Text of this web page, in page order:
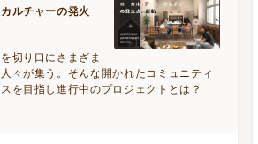
ルチャーの発火
切り口にさまざま
々が集う。そんな開かれたコミュニティ
を目指し進行中のプロジェクトとは？